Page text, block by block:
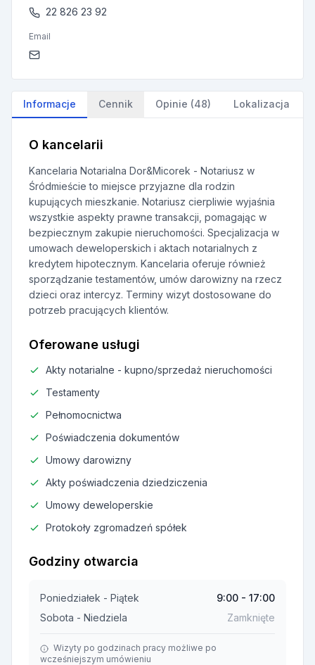
22 826 23 92
Email
Informacje Cennik Opinie (48) Lokalizacja
O kancelarii
Kancelaria Notarialna Dor&Micorek - Notariusz w
Śródmieście to miejsce przyjazne dla rodzin
kupujących mieszkanie. Notariusz cierpliwie wyjaśnia
wszystkie aspekty prawne transakcji, pomagając w
bezpiecznym zakupie nieruchomości. Specjalizacja w
umowach deweloperskich i aktach notarialnych z
kredytem hipotecznym. Kancelaria oferuje również
sporządzanie testamentów, umów darowizny na rzecz
dzieci oraz intercyz. Terminy wizyt dostosowane do
potrzeb pracujących klientów.
Oferowane usługi
Akty notarialne - kupno/sprzedaż nieruchomości
Testamenty
Pełnomocnictwa
Poświadczenia dokumentów
Umowy darowizny
Akty poświadczenia dziedziczenia
Umowy deweloperskie
Protokoły zgromadzeń spółek
Godziny otwarcia
Poniedziałek - Piątek
9:00 - 17:00
Sobota - Niedziela
Zamknięte
Wizyty po godzinach pracy możliwe po
wcześniejszym umówieniu